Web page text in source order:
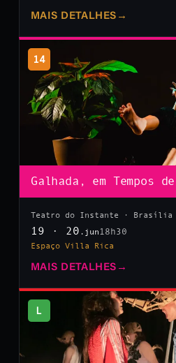
MAIS DETALHES →
14
Galhada, em Tempos
Teatro do Instante · Brasília
19 · 20 .jun 18h30
Espaço Villa Rica
MAIS DETALHES →
L